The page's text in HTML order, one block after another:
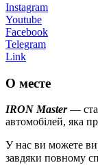
Instagram
Youtube
Facebook
Telegram
Link
О месте
IRON Master—
автомобілей, яка
У нас ви можете
завдяки повному